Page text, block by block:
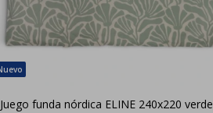
Juego funda nórdica ELINE 240x220 verde